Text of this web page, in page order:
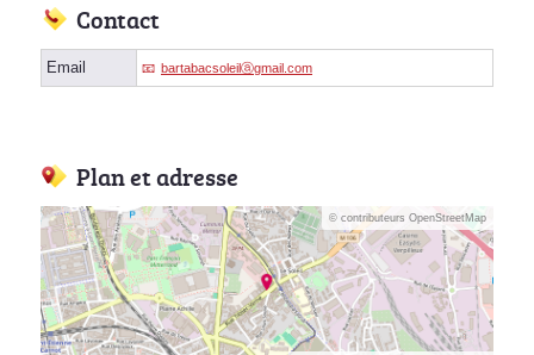
Contact
Email bartabacsoleilⓐgmail.com
Plan et adresse
© contributeurs OpenStreetMap